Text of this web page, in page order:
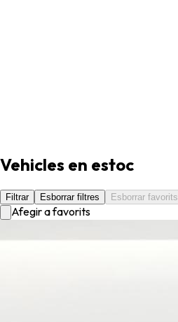
Vehicles en estoc
Filtrar Esborrar filtres Esborrar favorits
Afegir a favorits